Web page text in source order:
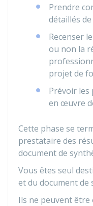
Prendre
détaillés
Recenser
ou non la
projet de
Prévoir les
en œuvre
Cette phase se
prestataire des
document de
Vous êtes seul
et du document de
Ils ne peuvent être